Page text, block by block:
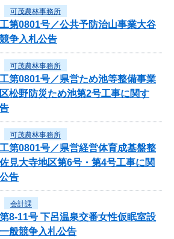
可茂農林事務所
第0801号／公共予防治山事業大谷
争入札公告
可茂農林事務所
第0801号／県営ため池等整備事業
松野防災ため池第2号工事に関す
可茂農林事務所
第0801号／県営経営体育成基盤整
見大寺地区第6号・第4号工事に関
告
会計課
8-11号 下呂温泉交番女性仮眠室設
般競争入札公告